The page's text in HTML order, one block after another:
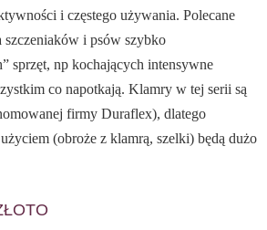
i częstego używania. Polecane
szczeniaków i psów szybko
sprzęt, np kochających intensywne
co napotkają. Klamry w tej serii są
firmy Duraflex), dlatego
(obroże z klamrą, szelki) będą dużo